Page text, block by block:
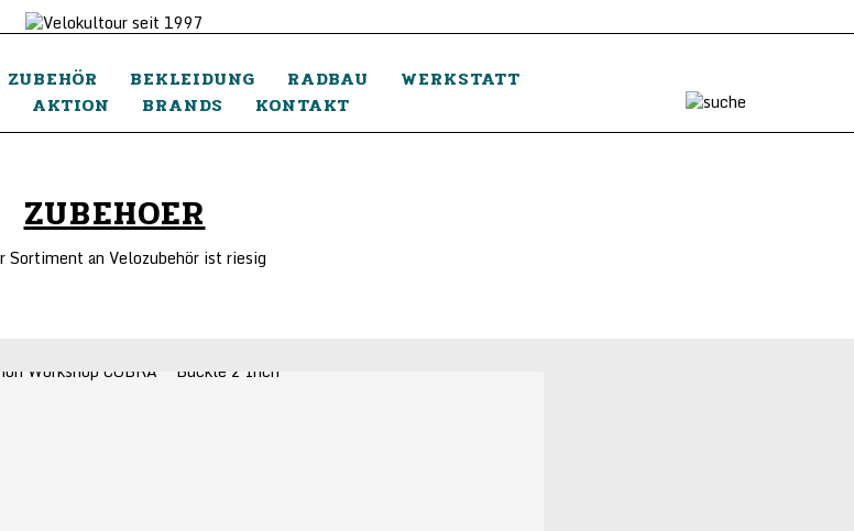
ZUBEHÖR BEKLEIDUNG RADBAU
WERKSTATT
AKTION BRANDS KONTAKT
ZUBEHOER
Sortiment an Velozubehör ist riesig